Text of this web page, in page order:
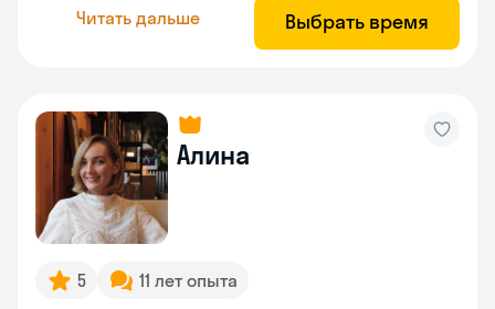
Читать дальше Выбрать время
Алина
5 11 лет опыта